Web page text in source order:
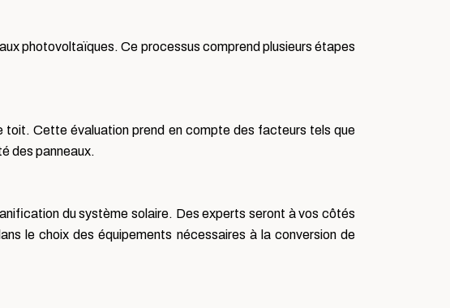
photovoltaïques. Ce processus comprend plusieurs étapes
toit. Cette évaluation prend en compte des facteurs tels que
des panneaux.
du système solaire. Des experts seront à vos côtés
le choix des équipements nécessaires à la conversion de